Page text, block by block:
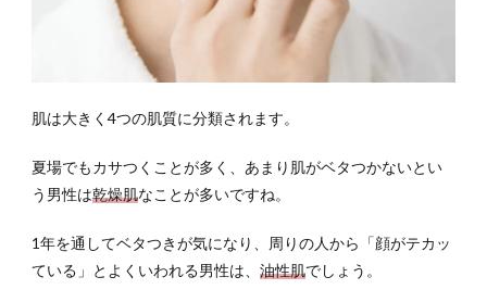
肌は大きく4つの肌質に分類されます。
夏場でもカサつくことが多く、あまり肌がベタつかないとい
う男性は乾燥肌なことが多いですね。
1年を通してベタつきが気になり、周りの人から「顔がテカッ
ている」とよくいわれる男性は、 油性肌でしょう。